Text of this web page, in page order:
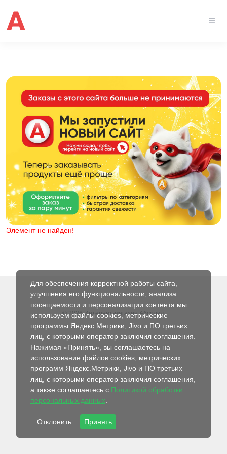
Элемент не найден!
© 2026 Интернет-магазин Абсолют
Для обеспечения корректной работы сайта,
улучшения его функциональности, анализа
посещаемости и персонализации контента мы
используем файлы cookies, метрические
программы Яндекс.Метрики, Jivo и ПО третьих
лиц, с которыми оператор заключил соглашения.
Нажимая «Принять», вы соглашаетесь на
использование файлов cookies, метрических
программ Яндекс.Метрики, Jivo и ПО третьих
лиц, с которыми оператор заключил соглашения,
а также соглашаетесь с Политикой обработки
персональных данных
Отклонить Принять